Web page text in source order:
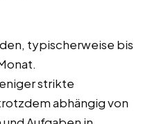
typischerweise bis
strikte
abhängig von